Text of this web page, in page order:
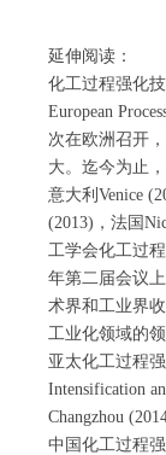
延伸阅读：
化工过程强化
European
次在欧洲召开
大。迄今为止，
意大利Venice
(2013)，法国
工学会化工过
年第二届会议
术界和工业界
工业化领域的领
亚太化工过程强
Intensification
Changzhou
中国化工过程